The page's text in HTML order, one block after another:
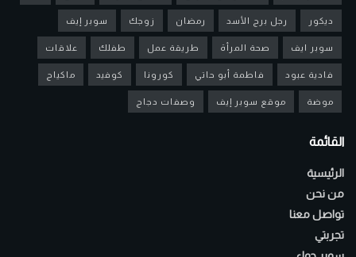
ديكور رجل برج الأسد رمضان زوجك سوبر إيف
سوبر ايف صحة المرأة طريقة عمل طفلك علاقات
فادية عبود فاطمة أبو حاتي كورونا كوفيد ماكياج
موضة موقع سوبر إيف وصفات دجاج
القائمة
الرئيسية
من نحن
تواصل معنا
تجربتي